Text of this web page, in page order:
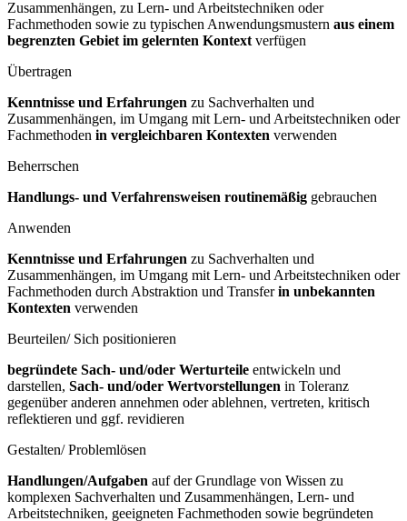
Zusammenhängen, zu Lern- und Arbeitstechniken oder
Fachmethoden sowie zu typischen Anwendungsmustern aus einem
begrenzten Gebiet im gelernten Kontext verfügen
Übertragen
Kenntnisse und Erfahrungen zu Sachverhalten und
Zusammenhängen, im Umgang mit Lern- und Arbeitstechniken oder
Fachmethoden in vergleichbaren Kontexten verwenden
Beherrschen
Handlungs- und Verfahrensweisen routinemäßig gebrauchen
Anwenden
Kenntnisse und Erfahrungen zu Sachverhalten und
Zusammenhängen, im Umgang mit Lern- und Arbeitstechniken oder
Fachmethoden durch Abstraktion und Transferin unbekannten
Kontexten verwenden
Beurteilen/ Sich positionieren
begründete Sach- und/oder Werturteile entwickeln und
darstellen, Sach- und/oder Wertvorstellungen in Toleranz
gegenüber anderen annehmen oder ablehnen, vertreten, kritisch
reflektieren und ggf. revidieren
Gestalten/ Problemlösen
Handlungen/Aufgaben auf der Grundlage von Wissen zu
komplexen Sachverhalten und Zusammenhängen, Lern- und
Arbeitstechniken, geeigneten Fachmethoden sowie begründeten